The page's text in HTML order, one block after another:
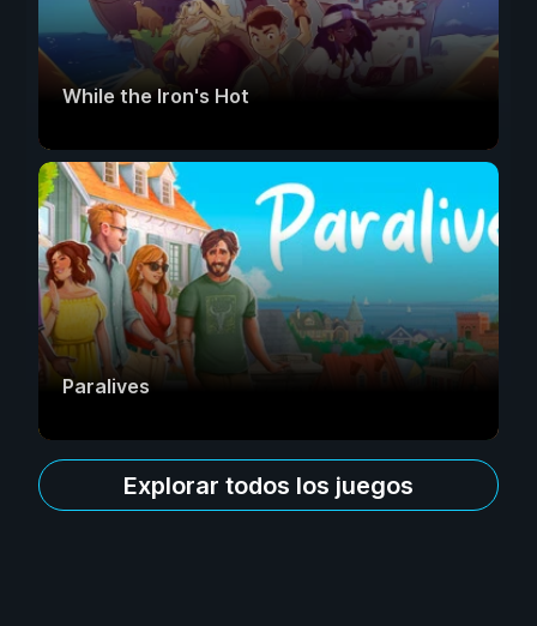
While the Iron's Hot
Paralives
Explorar todos los juegos